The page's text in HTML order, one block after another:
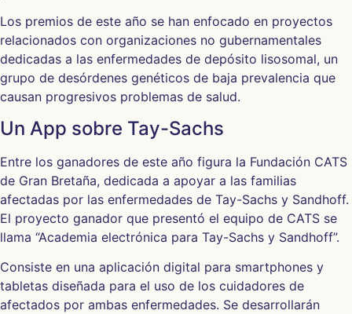
Los premios de este año se han enfocado en proyectos
relacionados con organizaciones no gubernamentales
dedicadas a las enfermedades de depósito lisosomal, un
grupo de desórdenes genéticos de baja prevalencia que
causan progresivos problemas de salud.
Un App sobre Tay-Sachs
Entre los ganadores de este año figura la Fundación CATS
de Gran Bretaña, dedicada a apoyar a las familias
afectadas por las enfermedades de Tay-Sachs y Sandhoff.
El proyecto ganador que presentó el equipo de CATS se
llama “Academia electrónica para Tay-Sachs y Sandhoff”.
Consiste en una aplicación digital para smartphones y
tabletas diseñada para el uso de los cuidadores de
afectados por ambas enfermedades. Se desarrollarán